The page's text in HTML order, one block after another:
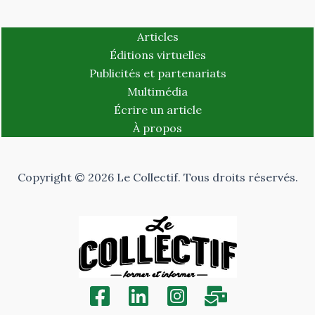
Articles
Éditions virtuelles
Publicités et partenariats
Multimédia
Écrire un article
À propos
Copyright © 2026 Le Collectif. Tous droits réservés.